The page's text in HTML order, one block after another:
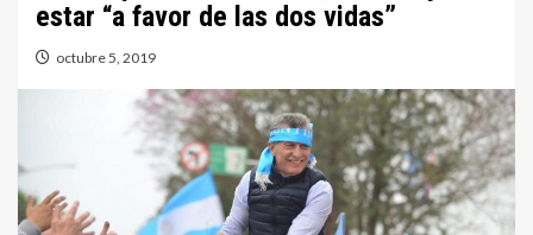
estar “a favor de las dos vidas”
octubre 5, 2019